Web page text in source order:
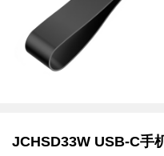
JCHSD33W USB-C手